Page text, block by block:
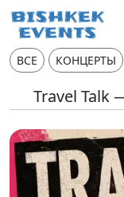
ВСЕ КОНЦЕРТЫ
Travel Talk